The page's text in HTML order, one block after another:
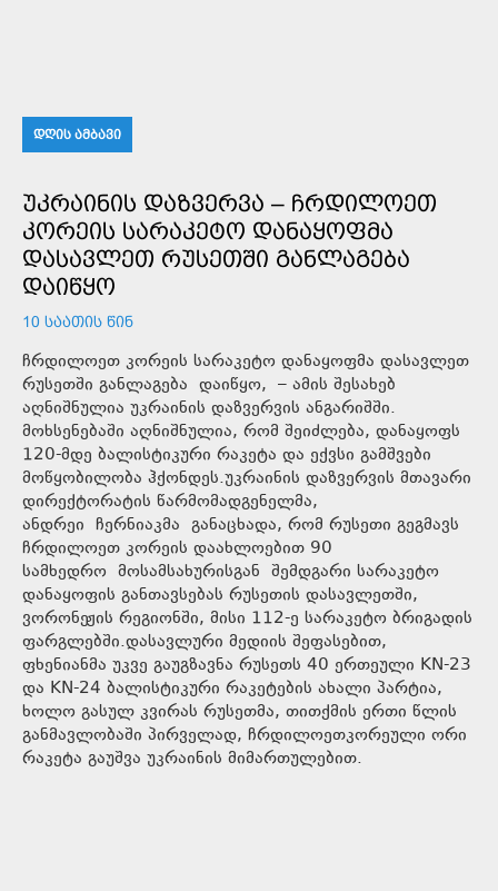
ᲓᲦᲘᲡ ᲐᲛᲑᲐᲕᲘ
ᲣᲙᲠᲐᲘᲜᲘᲡ ᲓᲐᲖᲕᲔᲠᲕᲐ – ᲩᲠᲓᲘᲚᲝᲔᲗ
ᲙᲝᲠᲔᲘᲡ ᲡᲐᲠᲐᲙᲔᲢᲝ ᲓᲐᲜᲐᲧᲝᲤᲛᲐ
ᲓᲐᲡᲐᲕᲚᲔᲗ ᲠᲣᲡᲔᲗᲨᲘ ᲒᲐᲜᲚᲐᲒᲔᲑᲐ
ᲓᲐᲘᲬᲧᲝ
10 ᲡᲐᲐᲗᲘᲡ ᲬᲘᲜ
ჩრდილოეთ კორეის სარაკეტო დანაყოფმა დასავლეთ
რუსეთში განლაგება დაიწყო, – ამის შესახებ
აღნიშნულია უკრაინის დაზვერვის ანგარიშში.
მოხსენებაში აღნიშნულია, რომ შეიძლება, დანაყოფს
120-მდე ბალისტიკური რაკეტა და ექვსი გამშვები
მოწყობილობა ჰქონდეს.უკრაინის დაზვერვის მთავარი
დირექტორატის წარმომადგენელმა,
ანდრეი ჩერნიაკმა განაცხადა, რომ რუსეთი გეგმავს
ჩრდილოეთ კორეის დაახლოებით 90
სამხედრო მოსამსახურისგან შემდგარი სარაკეტო
დანაყოფის განთავსებას რუსეთის დასავლეთში,
ვორონეჟის რეგიონში, მისი 112-ე სარაკეტო ბრიგადის
ფარგლებში.დასავლური მედიის შეფასებით,
ფხენიანმა უკვე გაუგზავნა რუსეთს 40 ერთეული KN-23
და KN-24 ბალისტიკური რაკეტების ახალი პარტია,
ხოლო გასულ კვირას რუსეთმა, თითქმის ერთი წლის
განმავლობაში პირველად, ჩრდილოეთკორეული ორი
რაკეტა გაუშვა უკრაინის მიმართულებით.